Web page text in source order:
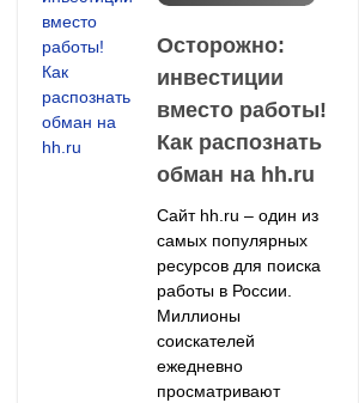
Осторожно:
инвестиции
вместо работы!
Как распознать
обман на hh.ru
Сайт hh.ru – один из
самых популярных
ресурсов для поиска
работы в России.
Миллионы
соискателей
ежедневно
просматривают